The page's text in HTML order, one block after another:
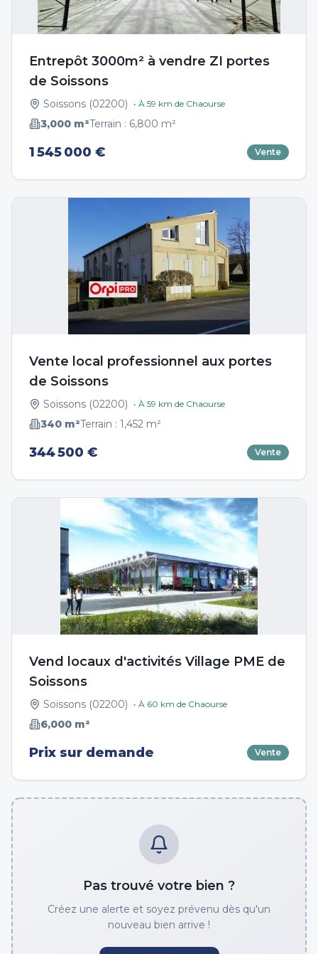
Entrepôt 3000m² à vendre ZI portes
de Soissons
Soissons (02200) • À 59 km de Chaourse
3,000 m²Terrain : 6,800 m²
1 545 000 € Vente
Vente local professionnel aux portes
de Soissons
Soissons (02200) • À 59 km de Chaourse
340 m²Terrain : 1,452 m²
344 500 € Vente
Vend locaux d'activités Village PME de
Soissons
Soissons (02200) • À 60 km de Chaourse
6,000 m²
Prix sur demande Vente
Pas trouvé votre bien ?
Créez une alerte et soyez prévenu dès qu'un
nouveau bien arrive !